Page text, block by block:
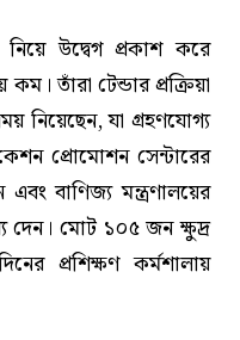
উদ্বেগ প্রকাশ করে
তাঁরা টেন্ডার প্রক্রিয়া
নিয়েছেন, যা গ্রহণযোগ্য
প্রোমোশন সেন্টারের
বাণিজ্য মন্ত্রণালয়ের
দেন। মোট ১০৫ জন ক্ষুদ্র
প্রশিক্ষণ কর্মশালায়